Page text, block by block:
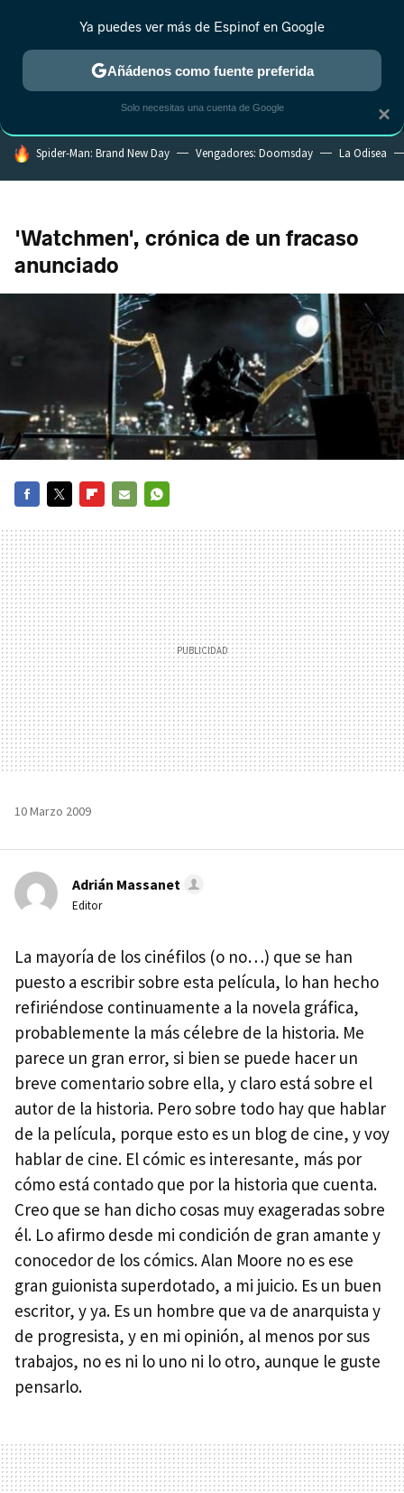
MENÚ NUEVO
ESTRENOS REALITY ANIME RANKINGS CINE
HOY SE HABLA DE
Spider-Man: Brand New Day Vengadores: Doomsday La Odisea
'Watchmen', crónica de un fracaso
anunciado
MAIL
10 Marzo 2009
Adrián Massanet
Editor
La mayoría de los cinéfilos (o no…) que se han
puesto a escribir sobre esta película, lo han hecho
refiriéndose continuamente a la novela gráfica,
probablemente la más célebre de la historia. Me
parece un gran error, si bien se puede hacer un
breve comentario sobre ella, y claro está sobre el
autor de la historia. Pero sobre todo hay que hablar
de la película, porque esto es un blog de cine, y voy
hablar de cine. El cómic es interesante, más por
cómo está contado que por la historia que cuenta.
Creo que se han dicho cosas muy exageradas sobre
él. Lo afirmo desde mi condición de gran amante y
conocedor de los cómics. Alan Moore no es ese
gran guionista superdotado, a mi juicio. Es un buen
escritor, y ya. Es un hombre que va de anarquista y
de progresista, y en mi opinión, al menos por sus
trabajos, no es ni lo uno ni lo otro, aunque le guste
pensarlo.
×
Ya puedes ver más de Espinof en Google
Añádenos como fuente preferida
Solo necesitas una cuenta de Google